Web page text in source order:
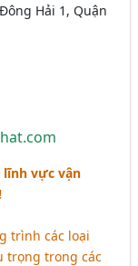
Hải 1, Quận
vực vận
trình các loại
trọng trong các